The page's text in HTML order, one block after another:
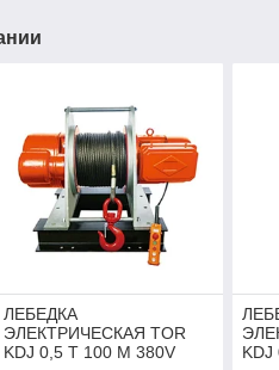
ЛЕБЕДКА
ЭЛЕКТРИЧЕСКАЯ TOR
KDJ 0,5 Т 100 М 380V